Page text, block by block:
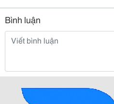
Bình luận